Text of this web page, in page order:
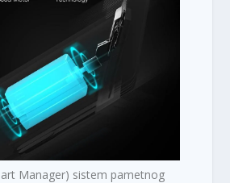
Manager) sistem pametnog